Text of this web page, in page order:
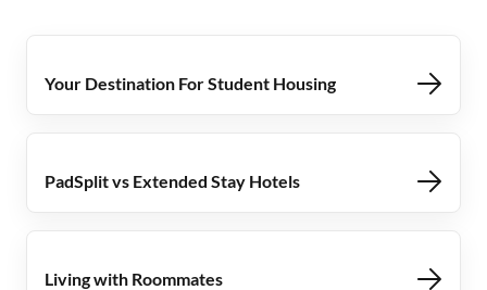
Your Destination For Student Housing
PadSplit vs Extended Stay Hotels
Living with Roommates